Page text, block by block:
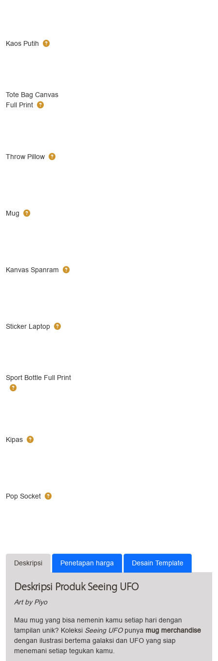
Kaos Putih
Tote Bag Canvas
Full Print
Throw Pillow
Mug
Kanvas Spanram
Sticker Laptop
Sport Bottle Full Print
Kipas
Pop Socket
Deskripsi Penetapan harga Desain Template
Deskripsi Produk Seeing UFO
Art by Piyo
Mau mug yang bisa nemenin kamu setiap hari dengan
tampilan unik? Koleksi Seeing UFOpunya mug merchandise
dengan ilustrasi bertema galaksi dan UFO yang siap
menemani setiap tegukan kamu.